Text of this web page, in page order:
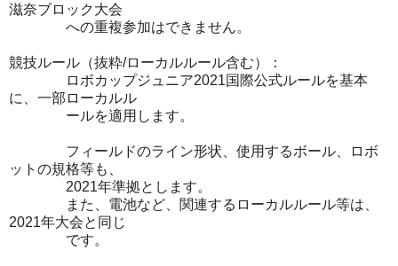
滋奈ブロック大会
への重複参加はできません。
競技ルール（抜粋/ローカルルール含む）：
ロボカップジュニア2021国際公式ルールを基本
に、一部ローカルル
ールを適用します。
フィールドのライン形状、使用するボール、ロボ
ットの規格等も、
2021年準拠とします。
また、電池など、関連するローカルルール等は、
2021年大会と同じ
です。